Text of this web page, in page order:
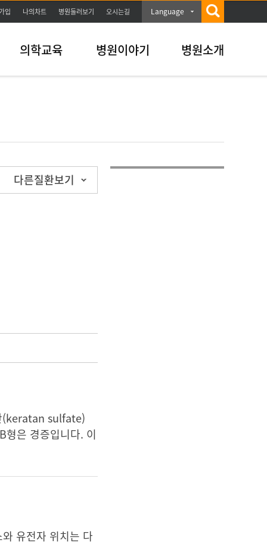
입 나의차트 병원둘러보기 오시는길 Language
의학교육 병원이야기 병원소개
다른질환보기
(keratan sulfate)
형은 경증입니다. 이
유전자 위치는 다